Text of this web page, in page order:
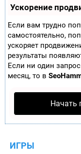
Ускорение
Если вам трудно
самостоятельно,
ускоряет
результаты
Если ни один
месяц, то в
Начать
ИГРЫ